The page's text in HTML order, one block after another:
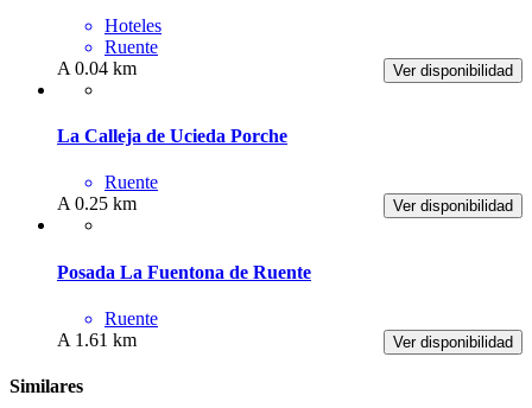
Hoteles
Ruente
Ver disponibilidad
A 0.04 km
La Calleja de Ucieda Porche
Ruente
Ver disponibilidad
A 0.25 km
Posada La Fuentona de Ruente
Ruente
Ver disponibilidad
A 1.61 km
Similares